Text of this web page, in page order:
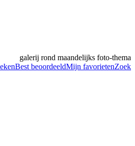
galerij rond maandelijks foto-thema
Best beoordeeldMijn favorietenZoek